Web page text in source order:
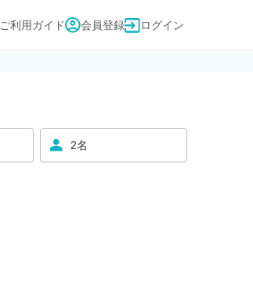
ご利用ガイド 会員登録 ログイン
2名